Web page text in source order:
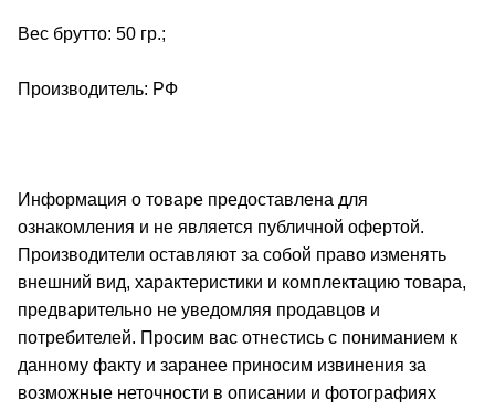
Вес брутто: 50 гр.;
Производитель: РФ
Информация о товаре предоставлена для
ознакомления и не является публичной офертой.
Производители оставляют за собой право изменять
внешний вид, характеристики и комплектацию товара,
предварительно не уведомляя продавцов и
потребителей. Просим вас отнестись с пониманием к
данному факту и заранее приносим извинения за
возможные неточности в описании и фотографиях